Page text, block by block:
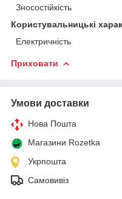
Зносостійкість
Користувальницькі
Електричність
Приховати
Умови доставки
Нова Пошта
Магазини Rozetka
Укрпошта
Самовивіз